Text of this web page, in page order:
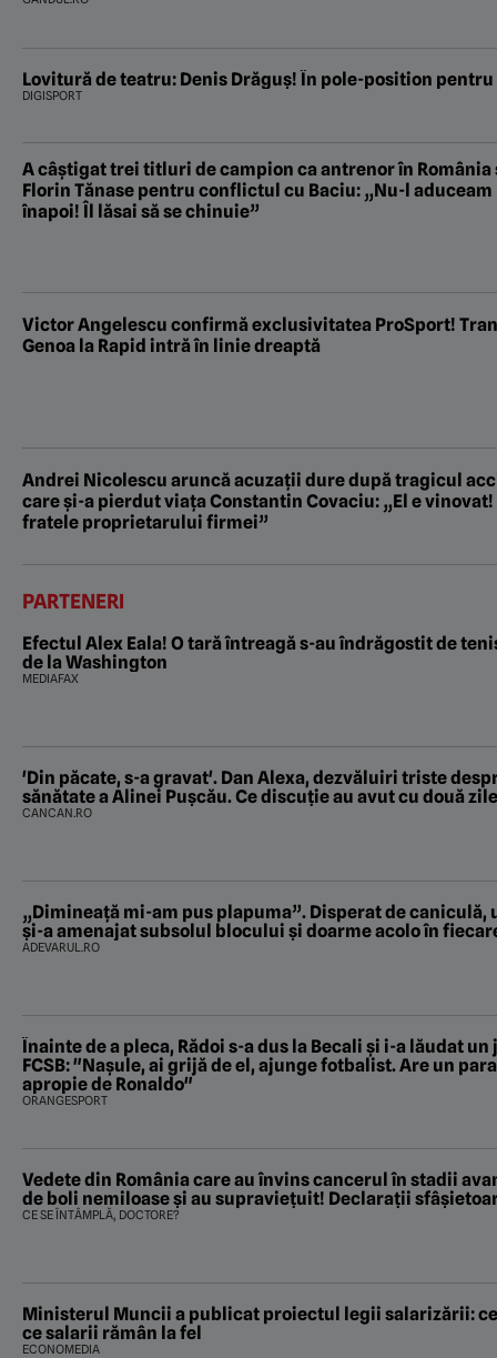
Lovitură de teatru: Denis Drăguș! În pole-position
DIGISPORT
A câștigat trei titluri de campion ca antrenor în România
Florin Tănase pentru conflictul cu Baciu: „Nu-l
înapoi! Îl lăsai să se chinuie”
Victor Angelescu confirmă exclusivitatea ProSport!
Genoa la Rapid intră în linie dreaptă
Andrei Nicolescu aruncă acuzații dure după tragicul
care și-a pierdut viața Constantin Covaciu: „El e
fratele proprietarului firmei”
PARTENERI
Efectul Alex Eala! O tară întreagă s-au îndrăgostit de
de la Washington
MEDIAFAX
'Din păcate, s-a gravat'. Dan Alexa, dezvăluiri triste despre starea de
sănătate a Alinei Pușcău. Ce discuție au avut cu două
CANCAN.RO
„Dimineață mi-am pus plapuma”. Disperat de caniculă,
și-a amenajat subsolul blocului și doarme acolo în
ADEVARUL.RO
Înainte de a pleca, Rădoi s-a dus la Becali şi i-a lăudat
FCSB: "Naşule, ai grijă de el, ajunge fotbalist. Are un
apropie de Ronaldo"
ORANGESPORT
Vedete din România care au învins cancerul în stadii
de boli nemiloase şi au supravieţuit! Declarații
CE SE ÎNTÂMPLĂ, DOCTORE?
Ministerul Muncii a publicat proiectul legii salarizării:
ce salarii rămân la fel
ECONOMEDIA